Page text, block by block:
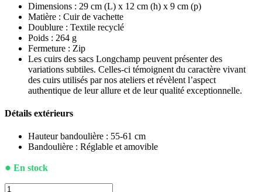
Dimensions : 29 cm (L) x 12 cm (h) x 9 cm (p)
Matière : Cuir de vachette
Doublure : Textile recyclé
Poids : 264 g
Fermeture : Zip
Les cuirs des sacs Longchamp peuvent présenter des
variations subtiles. Celles-ci témoignent du caractère vivant
des cuirs utilisés par nos ateliers et révèlent l’aspect
authentique de leur allure et de leur qualité exceptionnelle.
Détails extérieurs
Hauteur bandoulière : 55-61 cm
Bandoulière : Réglable et amovible
● En stock